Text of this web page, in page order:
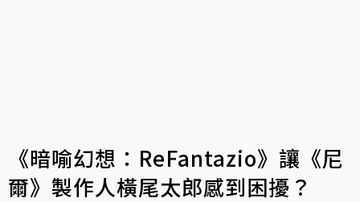
《暗喻幻想：ReFantazio》讓《尼
爾》製作人橫尾太郎感到困擾？